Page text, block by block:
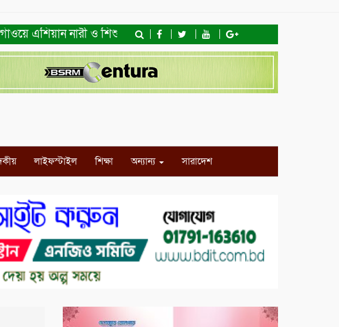
এশিয়ান নারী ও শিশু অধিকার ফাউন্ডেশনের মতবিনিময় সভা ও খাদ্যসামগ্রী
লাইফস্টাইল শিক্ষা অন্যান্য সারাদেশ